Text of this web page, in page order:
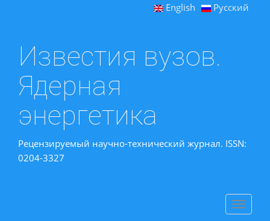
English Русский
Известия вузов.
Ядерная
энергетика
Рецензируемый научно-технический журнал. ISSN:
0204-3327
Toggle